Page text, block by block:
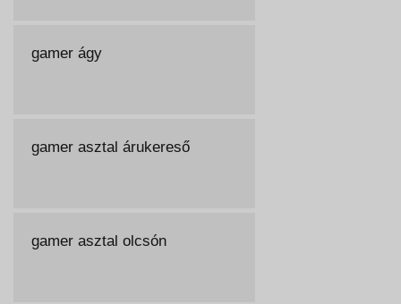
gamer ágy
gamer asztal árukereső
gamer asztal olcsón